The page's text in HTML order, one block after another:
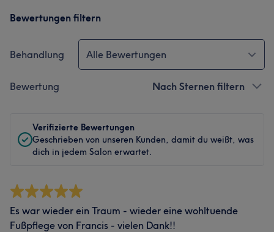
Bewertungen filtern
Behandlung Alle Bewertungen
Bewertung Nach Sternen filtern
Verifizierte Bewertungen
Geschrieben von unseren Kunden, damit du weißt, was
dich in jedem Salon erwartet.
Es war wieder ein Traum - wieder eine wohltuende
Fußpflege von Francis - vielen Dank!!